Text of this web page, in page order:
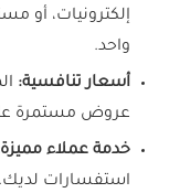
إلكترونيات، أو
واحد.
أسعار تنافسية:
عروض مستمرة
خدمة عملاء
استفسارات لديك.